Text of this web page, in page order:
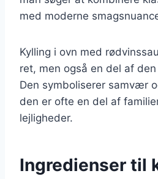
med moderne
Kylling i ovn med
ret, men også en del af
Den symboliserer samvær
den er ofte en del af
lejligheder.
Ingredienser til